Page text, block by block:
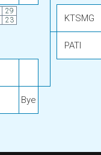
29
23 KTSMG
PATI
Bye